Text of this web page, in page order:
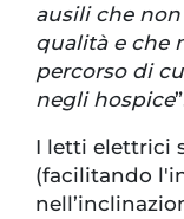
ausili che
qualità e che
percorso di
negli hospice
I letti elettrici
(facilitando